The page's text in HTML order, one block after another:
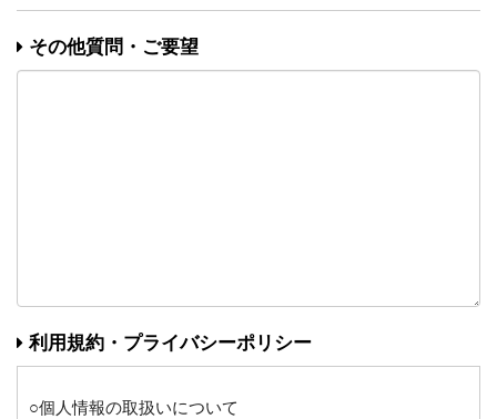
その他質問・ご要望
利用規約・プライバシーポリシー
○個人情報の取扱いについて